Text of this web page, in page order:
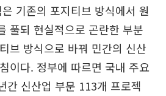
기존의 포지티브 방식에서 원
풀되 현실적으로 곤란한 부분
브 방식으로 바꿔 민간의 신산
이다. 정부에 따르면 국내 주요
간 신산업 부문 113개 프로젝